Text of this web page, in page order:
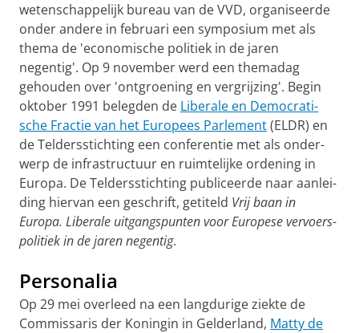
wetenschappelijk bu­reau van de VVD, organi­seerde
onder andere in februari een symposium met als
thema de 'economische politiek in de jaren
negentig'. Op 9 november werd een themadag
gehouden over 'ont­groe­ning en ver­grijzing'. Begin
oktober 1991 belegden de Libe­rale en Demo­crati­
sche Frac­tie van het Europees Parle­ment(ELDR) en
de Telders­stich­ting een conferen­tie met als onder­
werp de infra­struc­tuur en ruim­te­lijke orde­ning in
Euro­pa. De Teldersstich­ting publi­ceer­de naar aan­lei­
ding hiervan een ge­schrift, geti­teld Vrij baan in
Europa. Liberale uitgangspun­ten voor Euro­pese ver­voers­
poli­tiek in de jaren negentig.
Personalia
Op 29 mei overleed na een langdurige ziekte de
Commissa­ris der Konin­gin in Gelderland, Matty de